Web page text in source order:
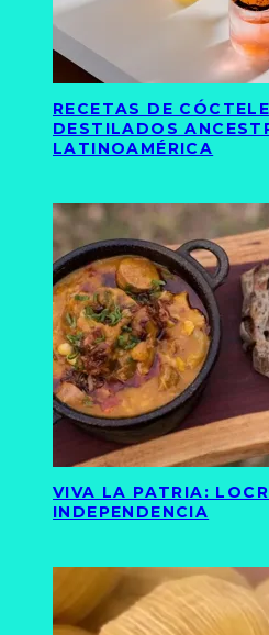
RECETAS DE
DESTILADOS
LATINOAMÉRICA
VIVA LA PATRIA:
INDEPENDENCIA